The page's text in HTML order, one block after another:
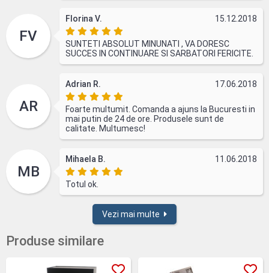
FV
Florina V. 15.12.2018
SUNTETI ABSOLUT MINUNATI , VA DORESC
SUCCES IN CONTINUARE SI SARBATORI FERICITE.
AR
Adrian R. 17.06.2018
Foarte multumit. Comanda a ajuns la Bucuresti in
mai putin de 24 de ore. Produsele sunt de
calitate. Multumesc!
MB
Mihaela B. 11.06.2018
Totul ok.
Vezi mai multe
Produse similare